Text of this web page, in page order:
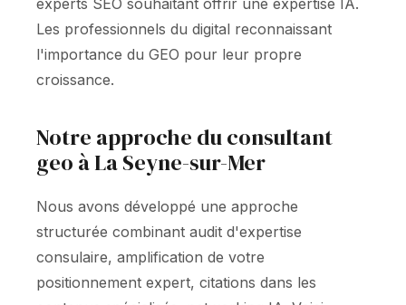
experts SEO souhaitant offrir une expertise IA.
Les professionnels du digital reconnaissant
l'importance du GEO pour leur propre
croissance.
Notre approche du consultant
geo à La Seyne-sur-Mer
Nous avons développé une approche
structurée combinant audit d'expertise
consulaire, amplification de votre
positionnement expert, citations dans les